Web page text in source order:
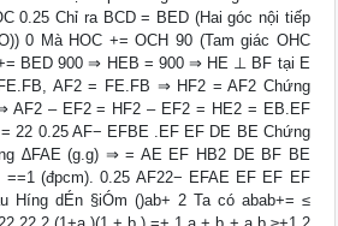
0.25 Chỉ ra BCD = BED (Hai góc nội tiếp
0 Mà HOC += OCH 90 (Tam giác OHC
BED 900 ⇒ HEB = 900 ⇒ HE ⊥ BF tại E
AF2 = FE.FB ⇒ HF2 = AF2 Chứng
AF2 – EF2 = HF2 – EF2 = HE2 = EB.EF
22 0.25 AF− EFBE .EF EF DE BE Chứng
∆FAE (g.g) ⇒ = AE EF HB2 DE BF BE
(đpcm). 0.25 AF22− EFAE EF EF EF
H­íng dÉn §iÓm ()ab+ 2 Ta có abab+= ≤